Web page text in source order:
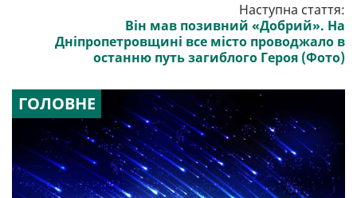
Наступна стаття:
Він мав позивний «Добрий». На
Дніпропетровщині все місто проводжало в
останню путь загиблого Героя (Фото)
ГОЛОВНЕ